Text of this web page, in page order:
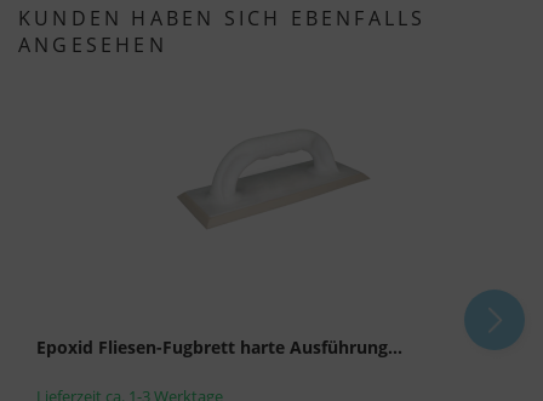
KUNDEN HABEN SICH EBENFALLS
ANGESEHEN
Epoxid Fliesen-Fugbrett harte Ausführung...
Lieferzeit ca. 1-3 Werktage